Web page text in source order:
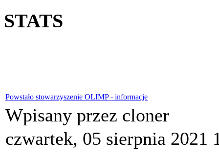
STATS
Powstało stowarzyszenie OLIMP - informacje
Wpisany przez cloner
czwartek, 05 sierpnia 2021